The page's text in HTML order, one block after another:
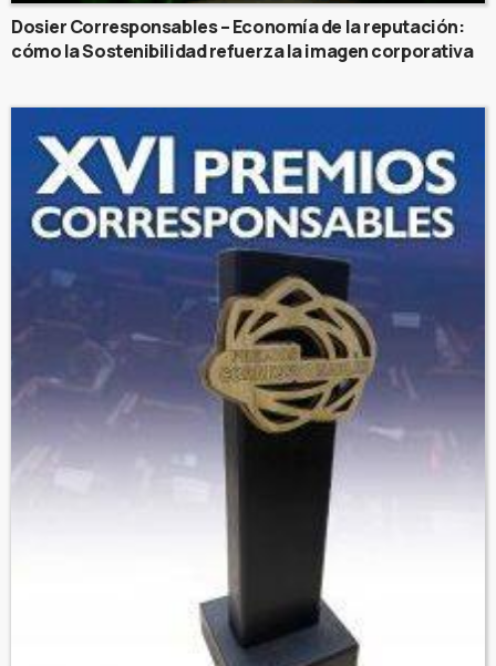
Dosier Corresponsables – Economía de la reputación:
cómo la Sostenibilidad refuerza la imagen corporativa